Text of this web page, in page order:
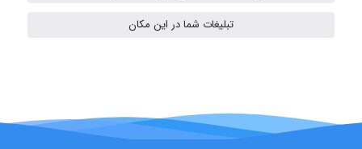
تبلیغات شما در این مکان